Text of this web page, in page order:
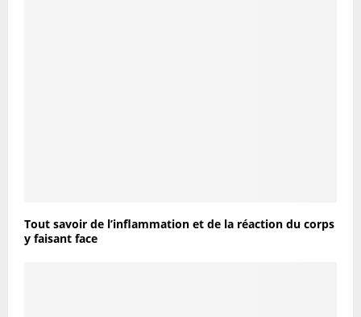
Tout savoir de l’inflammation et de la réaction du corps
y faisant face